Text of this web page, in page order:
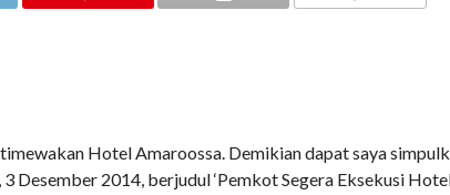
Hotel Amaroossa. Demikian dapat saya
Desember 2014, berjudul ‘Pemkot Segera Eksekusi